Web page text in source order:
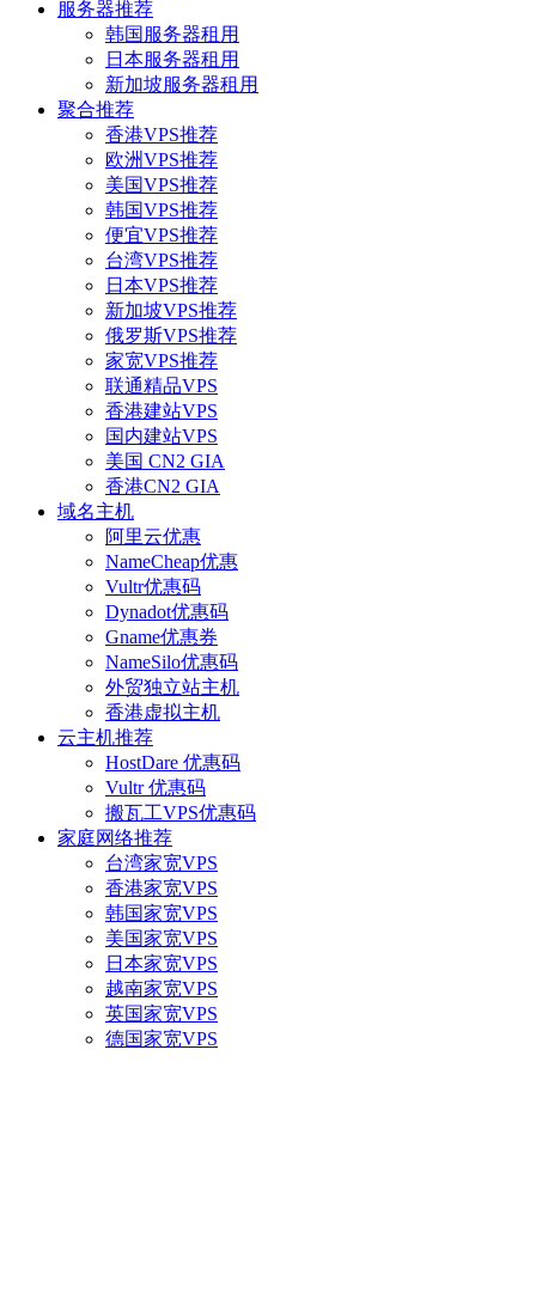
服务器推荐
韩国服务器租用
日本服务器租用
新加坡服务器租用
聚合推荐
香港VPS推荐
欧洲VPS推荐
美国VPS推荐
韩国VPS推荐
便宜VPS推荐
台湾VPS推荐
日本VPS推荐
新加坡VPS推荐
俄罗斯VPS推荐
家宽VPS推荐
联通精品VPS
香港建站VPS
国内建站VPS
美国 CN2 GIA
香港CN2 GIA
域名主机
阿里云优惠
NameCheap优惠
Vultr优惠码
Dynadot优惠码
Gname优惠券
NameSilo优惠码
外贸独立站主机
香港虚拟主机
云主机推荐
HostDare 优惠码
Vultr 优惠码
搬瓦工VPS优惠码
家庭网络推荐
台湾家宽VPS
香港家宽VPS
韩国家宽VPS
美国家宽VPS
日本家宽VPS
越南家宽VPS
英国家宽VPS
德国家宽VPS